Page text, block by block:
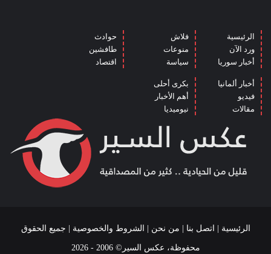
الرئيسية
ورد الآن
أخبار سوريا
فلاش
منوعات
سياسة
حوادث
طافشين
اقتصاد
أخبار ألمانيا
فيديو
مقالات
بكرى أحلى
أهم الأخبار
نيوميديا
الرئيسية | اتصل بنا | من نحن | الشروط والخصوصية | جميع الحقوق
محفوظة، عكس السير© 2006 - 2026